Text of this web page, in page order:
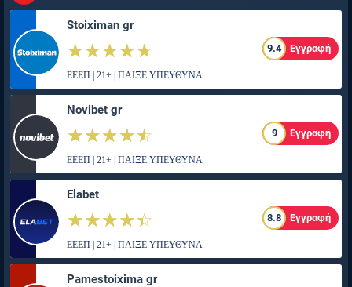
Stoiximan gr
☆☆☆☆☆
★★★★★ 9.4 Εγγραφή
ΕΕΕΠ | 21+ | ΠΑΙΞΕ ΥΠΕΥΘΥΝΑ
Novibet gr
☆☆☆☆☆
★★★★★ 9 Εγγραφή
ΕΕΕΠ | 21+ | ΠΑΙΞΕ ΥΠΕΥΘΥΝΑ
Elabet
☆☆☆☆☆
★★★★★ 8.8 Εγγραφή
ΕΕΕΠ | 21+ | ΠΑΙΞΕ ΥΠΕΥΘΥΝΑ
Pamestoixima gr